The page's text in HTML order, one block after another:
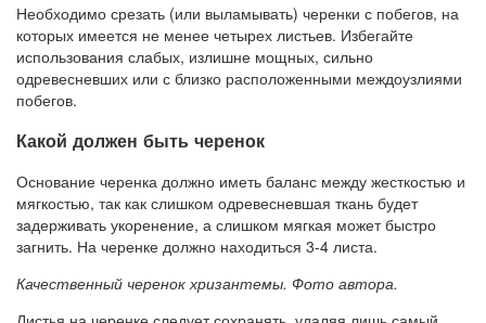
Необходимо срезать (или выламывать) черенки с побегов, на
которых имеется не менее четырех листьев. Избегайте
использования слабых, излишне мощных, сильно
одревесневших или с близко расположенными междоузлиями
побегов.
Какой должен быть черенок
Основание черенка должно иметь баланс между жесткостью и
мягкостью, так как слишком одревесневшая ткань будет
задерживать укоренение, а слишком мягкая может быстро
загнить. На черенке должно находиться 3-4 листа.
Качественный черенок хризантемы. Фото автора.